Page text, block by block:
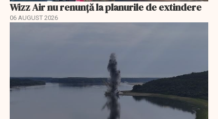
Wizz Air nu renunță la planurile de extindere
06 AUGUST 2026